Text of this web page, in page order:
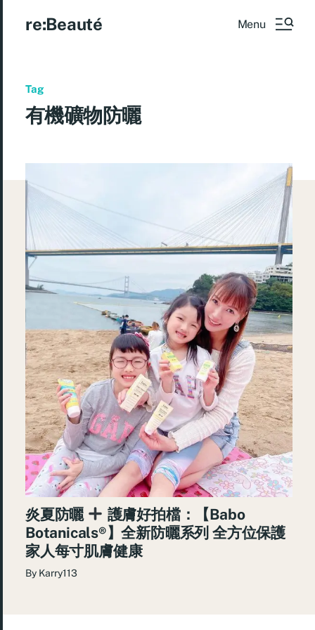
re:Beauté Menu
Tag
有機礦物防曬
炎夏防曬
護膚好拍檔：【Babo
Botanicals®】全新防曬系列 全方位保護
家人每寸肌膚健康
By Karry113